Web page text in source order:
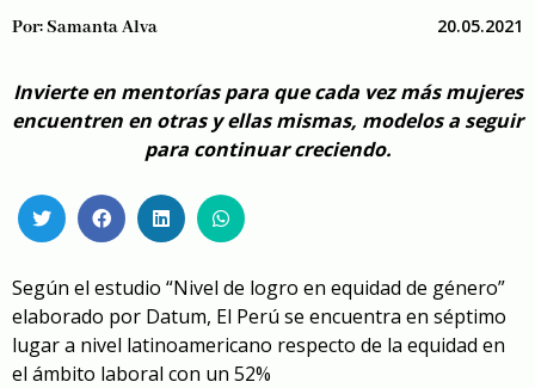
Por:Samanta Alva 20.05.2021
Invierte en mentorías para que cada vez más mujeres
encuentren en otras y ellas mismas, modelos a seguir
para continuar creciendo.
Según el estudio “Nivel de logro en equidad de género”
elaborado por Datum, El Perú se encuentra en séptimo
lugar a nivel latinoamericano respecto de la equidad en
el ámbito laboral con un 52%